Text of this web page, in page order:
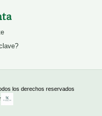
los derechos reservados